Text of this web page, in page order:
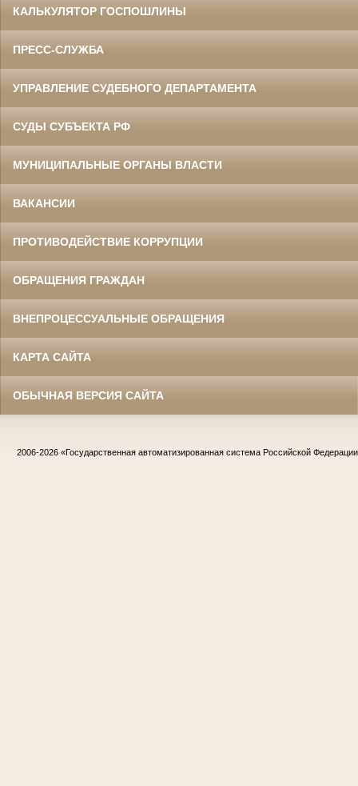
КАЛЬКУЛЯТОР ГОСПОШЛИНЫ
ПРЕСС-СЛУЖБА
УПРАВЛЕНИЕ СУДЕБНОГО ДЕПАРТАМЕНТА
СУДЫ СУБЪЕКТА РФ
МУНИЦИПАЛЬНЫЕ ОРГАНЫ ВЛАСТИ
ВАКАНСИИ
ПРОТИВОДЕЙСТВИЕ КОРРУПЦИИ
ОБРАЩЕНИЯ ГРАЖДАН
ВНЕПРОЦЕССУАЛЬНЫЕ ОБРАЩЕНИЯ
КАРТА САЙТА
ОБЫЧНАЯ ВЕРСИЯ САЙТА
2006-2026 «Государственная автоматизированная система Российской